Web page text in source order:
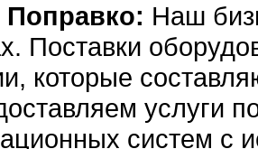
Наш
Поставки
которые
услуги
систем с